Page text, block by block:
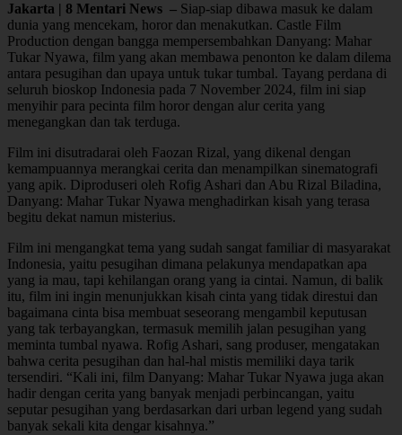
Jakarta | 8 Mentari News – Siap-siap dibawa masuk ke dalam
dunia yang mencekam, horor dan menakutkan. Castle Film
Production dengan bangga mempersembahkan Danyang: Mahar
Tukar Nyawa, film yang akan membawa penonton ke dalam dilema
antara pesugihan dan upaya untuk tukar tumbal. Tayang perdana di
seluruh bioskop Indonesia pada 7 November 2024, film ini siap
menyihir para pecinta film horor dengan alur cerita yang
menegangkan dan tak terduga.
Film ini disutradarai oleh Faozan Rizal, yang dikenal dengan
kemampuannya merangkai cerita dan menampilkan sinematografi
yang apik. Diproduseri oleh Rofig Ashari dan Abu Rizal Biladina,
Danyang: Mahar Tukar Nyawa menghadirkan kisah yang terasa
begitu dekat namun misterius.
Film ini mengangkat tema yang sudah sangat familiar di masyarakat
Indonesia, yaitu pesugihan dimana pelakunya mendapatkan apa
yang ia mau, tapi kehilangan orang yang ia cintai. Namun, di balik
itu, film ini ingin menunjukkan kisah cinta yang tidak direstui dan
bagaimana cinta bisa membuat seseorang mengambil keputusan
yang tak terbayangkan, termasuk memilih jalan pesugihan yang
meminta tumbal nyawa. Rofig Ashari, sang produser, mengatakan
bahwa cerita pesugihan dan hal-hal mistis memiliki daya tarik
tersendiri. “Kali ini, film Danyang: Mahar Tukar Nyawa juga akan
hadir dengan cerita yang banyak menjadi perbincangan, yaitu
seputar pesugihan yang berdasarkan dari urban legend yang sudah
banyak sekali kita dengar kisahnya.”